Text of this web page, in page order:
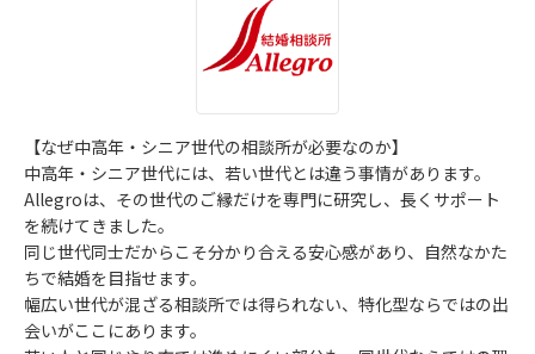
【なぜ中高年・シニア世代の相談所が必要なのか】
中高年・シニア世代には、若い世代とは違う事情があります。
Allegroは、その世代のご縁だけを専門に研究し、長くサポート
を続けてきました。
同じ世代同士だからこそ分かり合える安心感があり、自然なかた
ちで結婚を目指せます。
幅広い世代が混ざる相談所では得られない、特化型ならではの出
会いがここにあります。